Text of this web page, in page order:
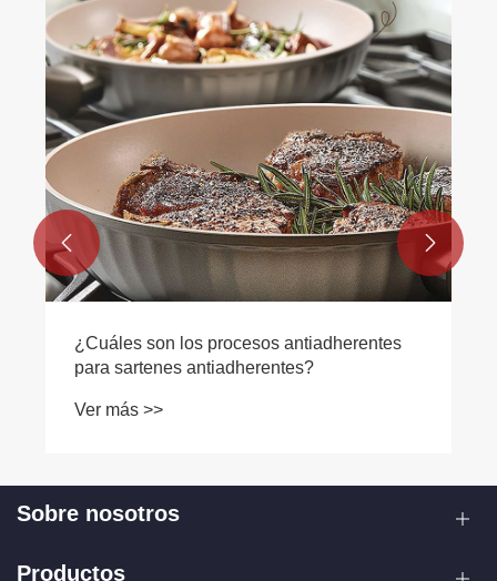
¿Cómo mejora una sartén wok con fondo de
CD antiadherente de aluminio el
rendimiento de la fritura?
Ver más >>
 
Sobre nosotros
Productos